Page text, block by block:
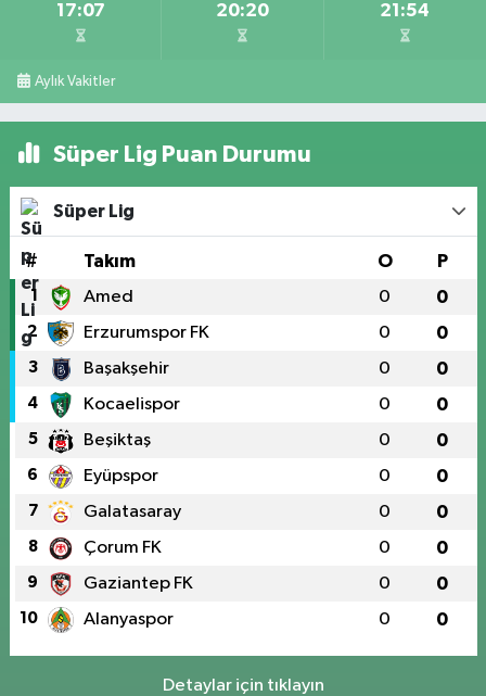
17:07 20:20 21:54
Aylık Vakitler
Süper Lig Puan Durumu
Süper Lig
# Takım O P
1 Amed 0 0
2 Erzurumspor FK 0 0
3 Başakşehir 0 0
4 Kocaelispor 0 0
5 Beşiktaş 0 0
6 Eyüpspor 0 0
7 Galatasaray 0 0
8 Çorum FK 0 0
9 Gaziantep FK 0 0
10 Alanyaspor 0 0
Detaylar için tıklayın